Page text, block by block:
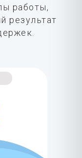
работы,
результат